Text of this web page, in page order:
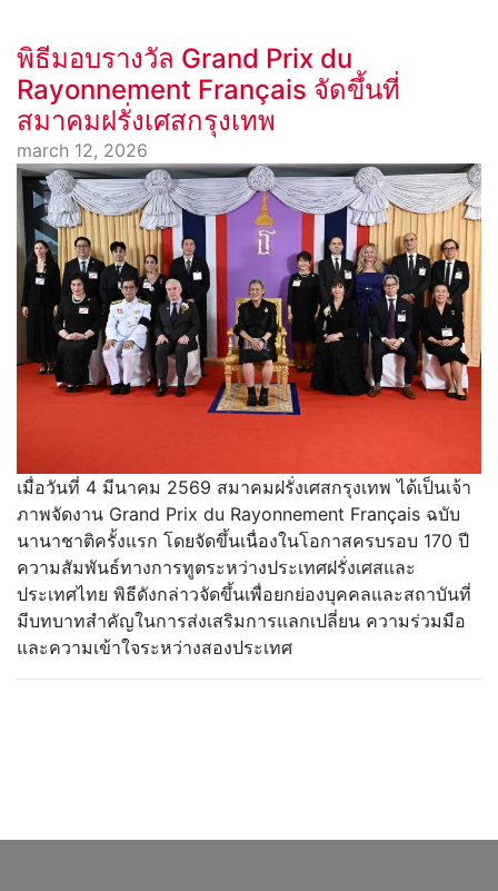
พิธีมอบรางวัล Grand Prix du
Rayonnement Français จัดขึ้นที่
สมาคมฝรั่งเศสกรุงเทพ
march 12, 2026
เมื่อวันที่ 4 มีนาคม 2569 สมาคมฝรั่งเศสกรุงเทพ ได้เป็นเจ้า
ภาพจัดงาน Grand Prix du Rayonnement Français ฉบับ
นานาชาติครั้งแรก โดยจัดขึ้นเนื่องในโอกาสครบรอบ 170 ปี
ความสัมพันธ์ทางการทูตระหว่างประเทศฝรั่งเศสและ
ประเทศไทย พิธีดังกล่าวจัดขึ้นเพื่อยกย่องบุคคลและสถาบันที่
มีบทบาทสำคัญในการส่งเสริมการแลกเปลี่ยน ความร่วมมือ
และความเข้าใจระหว่างสองประเทศ